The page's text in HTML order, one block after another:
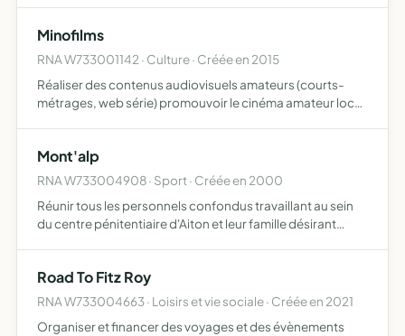
Minofilms
RNA W733001142 · Culture · Créée en 2015
Réaliser des contenus audiovisuels amateurs (courts-
métrages, web série) promouvoir le cinéma amateur local
Mont'alp
RNA W733004908 · Sport · Créée en 2000
Réunir tous les personnels confondus travaillant au sein
du centre pénitentiaire d'Aiton et leur famille désirant
Road To Fitz Roy
RNA W733004663 · Loisirs et vie sociale · Créée en 2021
Organiser et financer des voyages et des évènements